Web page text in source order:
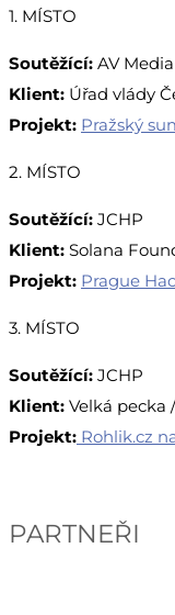
1. MÍSTO
Soutěžící: AV
Klient: Úřad vlády
Projekt: Pražský
2. MÍSTO
Soutěžící: JCHP
Klient: Solana
Projekt: Prague
3. MÍSTO
Soutěžící: JCHP
Klient: Velká pecka
Projekt: Rohlik.cz
PARTNEŘI